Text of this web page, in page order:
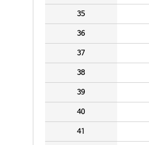
35
36
37
38
39
40
41